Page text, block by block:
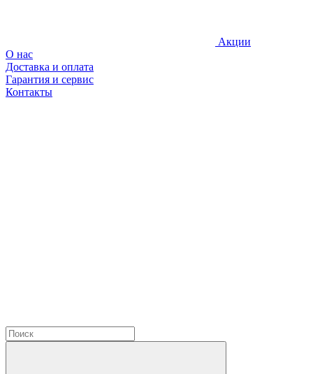
Акции
О нас
Доставка и оплата
Гарантия и сервис
Контакты